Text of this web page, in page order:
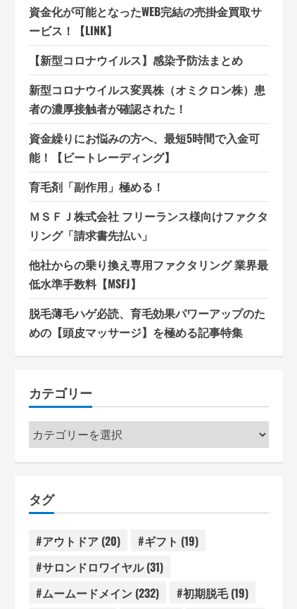
資金化が可能となったWEB完結の売掛金買取サ
ービス！【LINK】
【新型コロナウイルス】感染予防法まとめ
新型コロナウイルス変異株（オミクロン株）患
者の濃厚接触者が確認された！
資金繰りにお悩みの方へ、最短5時間で入金可
能！【ビートレーディング】
育毛剤「副作用」極める！
ＭＳＦＪ株式会社 フリーランス様向けファクタ
リング「請求書先払い」
他社からの乗り換え専用ファクタリング 業界最
低水準手数料【MSFJ】
脱毛薄毛ハゲ必読、育毛効果パワーアップのた
めの【頭皮マッサージ】を極める記事特集
カテゴリー
カ
テ
ー
タグ
#アウトドア(20) #ギフト (19)
#サロンドロワイヤル(31)
#ムームードメイン(232) #初期脱毛(19)